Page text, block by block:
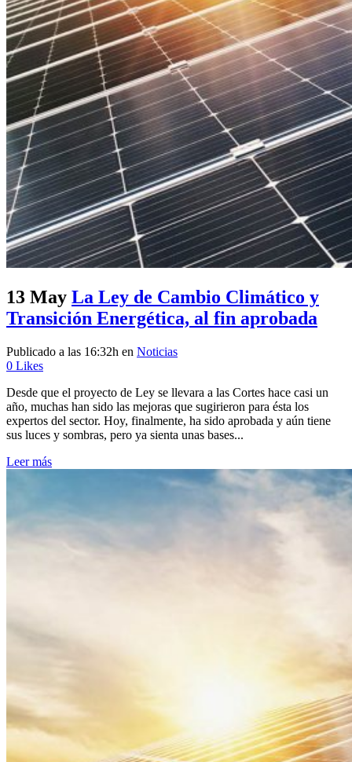
13 May La Ley de Cambio Climático y
Transición Energética, al fin aprobada
Publicado a las 16:32h en Noticias
0 Likes
Desde que el proyecto de Ley se llevara a las Cortes hace casi un
año, muchas han sido las mejoras que sugirieron para ésta los
expertos del sector. Hoy, finalmente, ha sido aprobada y aún tiene
sus luces y sombras, pero ya sienta unas bases...
Leer más